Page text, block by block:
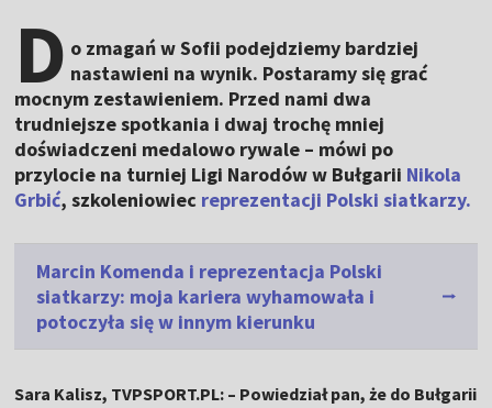
D o zmagań w Sofii podejdziemy bardziej
nastawieni na wynik. Postaramy się grać
mocnym zestawieniem. Przed nami dwa
trudniejsze spotkania i dwaj trochę mniej
doświadczeni medalowo rywale – mówi po
przylocie na turniej Ligi Narodów w Bułgarii Nikola
Grbić, szkoleniowiec reprezentacji Polski siatkarzy.
Marcin Komenda i reprezentacja Polski
siatkarzy: moja kariera wyhamowała i
potoczyła się w innym kierunku
Sara Kalisz, TVPSPORT.PL: – Powiedział pan, że do Bułgarii